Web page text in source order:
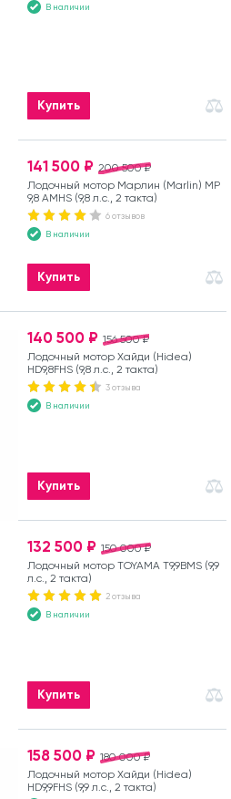
В наличии
Купить
200 500 ₽
141 500 ₽
Лодочный мотор Марлин (Marlin) MP
9,8 AMHS (9,8 л.с., 2 такта)
6 отзывов
В наличии
Купить
156 500 ₽
140 500 ₽
Лодочный мотор Хайди (Hidea)
HD9,8FHS (9,8 л.с., 2 такта)
3 отзыва
В наличии
Купить
150 000 ₽
132 500 ₽
Лодочный мотор TOYAMA T9,9BMS (9,9
л.с., 2 такта)
2 отзыва
В наличии
Купить
180 000 ₽
158 500 ₽
Лодочный мотор Хайди (Hidea)
HD9,9FHS (9,9 л.с., 2 такта)